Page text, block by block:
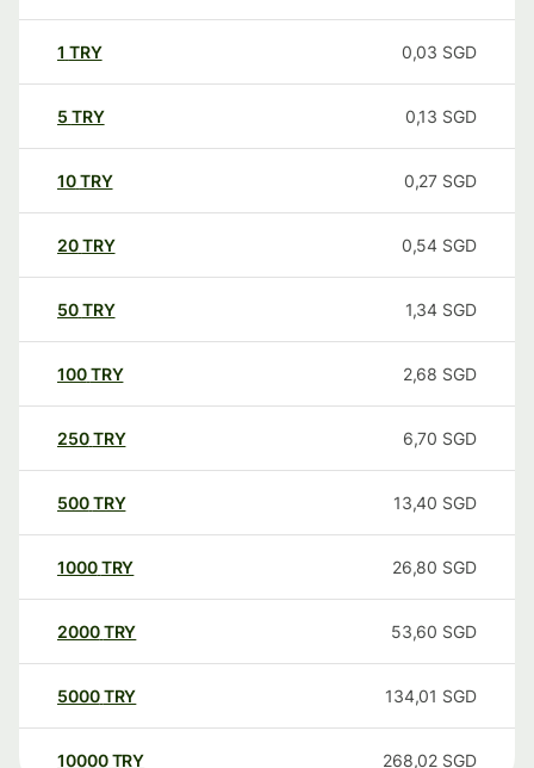
1 TRY 0,03 SGD
5 TRY 0,13 SGD
10TRY 0,27 SGD
20TRY 0,54 SGD
50TRY 1,34 SGD
100TRY 2,68 SGD
250TRY 6,70 SGD
500TRY 13,40 SGD
1000TRY 26,80 SGD
2000TRY 53,60 SGD
5000TRY 134,01 SGD
10000 TRY 268,02 SGD